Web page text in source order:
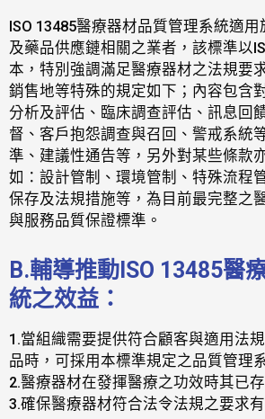
ISO 13485醫療器材品質管理系統適
及藥品供應鏈相關之業者，該標準以
本，特別強調滿足醫療器材之法規要
銷售地等特殊的規定如下；內容包含
分析及評估、臨床調查評估、訊息回
督、客戶抱怨調查與召回、警戒系統
準、建議性通告等，另外對某些條款
如：設計管制、環境管制、特殊流程
保存及法規措施等，為目前最完整之
與服務品質保證標準。
B.輔導推動ISO 13485醫
統之效益：
1.當組織需要提供符合顧客與適用法
品時，可採用本標準規定之品質管理
2.醫療器材在發揮醫療之功效時其已
3.確保醫療器材符合法令法規之要求